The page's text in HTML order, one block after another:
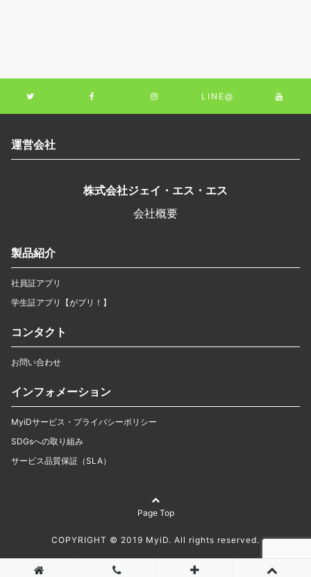
LINE@
運営会社
株式会社ジェイ・エス・エス
会社概要
製品紹介
社員証アプリ
学生証アプリ【がプリ！】
コンタクト
お問い合わせ
インフォメーション
MyiDサービス・プライバシーポリシー
SDGsへの取り組み
サービス品質保証（SLA）
Page Top
COPYRIGHT © 2019 MyiD. All rights reserved.